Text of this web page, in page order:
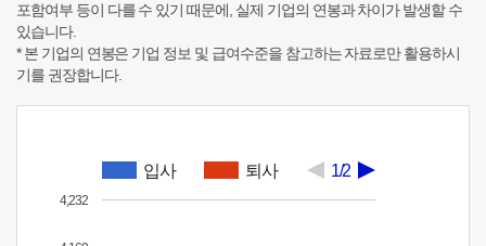
포함여부 등이 다를 수 있기 때문에, 실제 기업의 연봉과 차이가 발생할 수
있습니다.
* 본 기업의 연봉은 기업 정보 및 급여수준을 참고하는 자료로만 활용하시
기를 권장합니다.
입사 퇴사 1/2
4,232